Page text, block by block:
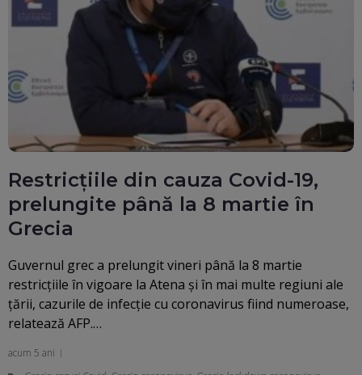
Restricţiile din cauza Covid-19,
prelungite până la 8 martie în
Grecia
Guvernul grec a prelungit vineri până la 8 martie
restricţiile în vigoare la Atena şi în mai multe regiuni ale
ţării, cazurile de infecţie cu coronavirus fiind numeroase,
relatează AFP.…
acum 5 ani